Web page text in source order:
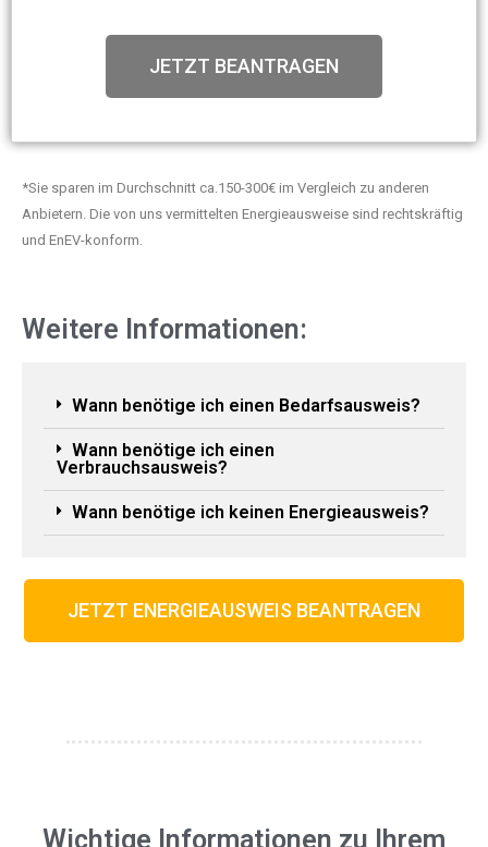
JETZT BEANTRAGEN
*Sie sparen im Durchschnitt ca.150-300€ im Vergleich zu anderen
Anbietern. Die von uns vermittelten Energieausweise sind rechtskräftig
und EnEV-konform.
Weitere Informationen:
Wann benötige ich einen Bedarfsausweis?
Wann benötige ich einen
Verbrauchsausweis?
Wann benötige ich keinen Energieausweis?
JETZT ENERGIEAUSWEIS BEANTRAGEN
Wichtige Informationen zu Ihrem